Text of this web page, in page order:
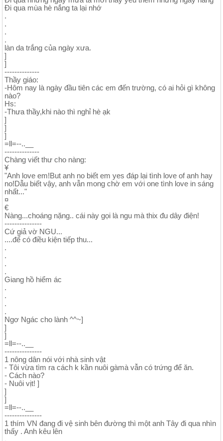
Đi qua mùa hè nắng ta lại nhớ
.
.
.
.
làn da trắng của ngày xưa.
]
]
--------------
Thầy giáo:
-Hôm nay là ngày đầu tiên các em đến trường, có ai hỏi gì không
nào?
Hs:
-Thưa thầy,khi nào thì nghỉ hè ạk
]
]
]
=ll=--..__
--------------
Chàng viết thư cho nàng:
¥
"Anh love em!But anh no biết em yes đáp lại tình love of anh hay
no!Dẫu biết vậy, anh vẫn mong chờ em với one tình love in sáng
nhất..."
¤
€
Nàng...choáng nặng.. cái này gọi là ngu mà thix đu dây điện!
---------------
Cứ giả vờ NGU...
....để có điều kiện tiếp thu...
.
.
.
.
Giang hồ hiểm ác
.
.
.
.
Ngơ Ngác cho lành ^^~]
]
]
=ll=--..__
---------------
1 nông dân nói với nhà sinh vật
- Tôi vừa tìm ra cách k kần nuôi gàmà vẫn có trứng để ăn.
- Cách nào?
- Nuôi vịt! ]
]
]
=ll=--..__
---------------
1 thím VN đang đi vệ sinh bên đường thì một anh Tây đi qua nhìn
thấy . Anh kêu lên